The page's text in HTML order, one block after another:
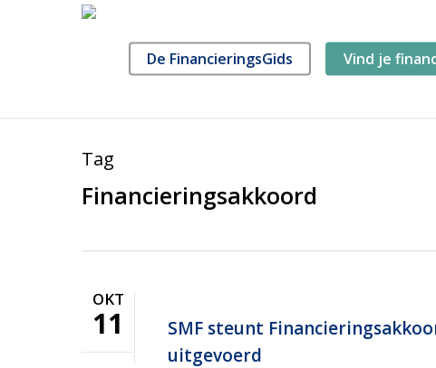
De FinancieringsGids Vind je
Tag
Financieringsakkoord
OKT
11
SMF steunt
uitgevoerd